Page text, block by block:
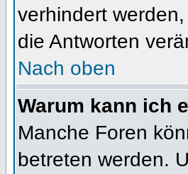
verhindert
die Antworten
Nach oben
Warum kann ich
Manche Foren
betreten werden.